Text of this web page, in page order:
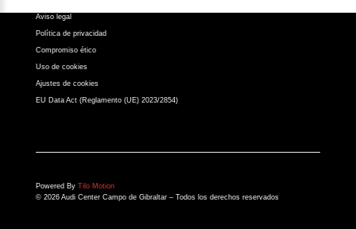
Aviso legal
Política de privacidad
Compromiso ético
Uso de cookies
Ajustes de cookies
EU Data Act (Reglamento (UE) 2023/2854)
Powered By Tilo Motion
© 2026 Audi Center Campo de Gibraltar – Todos los derechos reservados